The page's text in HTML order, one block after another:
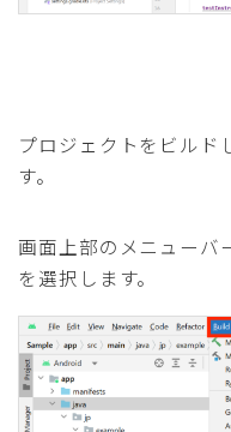
プロジェクトをビルド
す。
画面上部のメニューバ
を選択します。